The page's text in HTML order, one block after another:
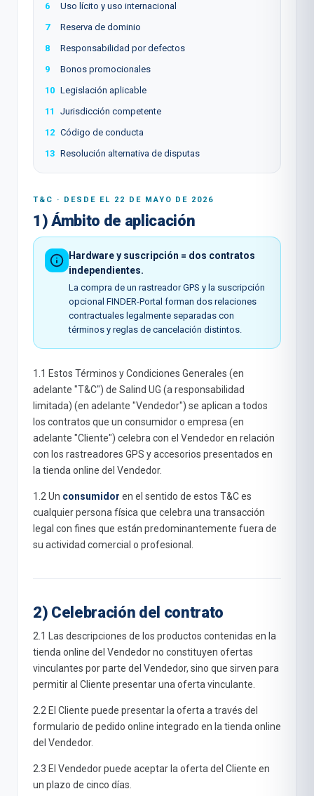
6
Uso lícito y uso internacional
7
Reserva de dominio
8
Responsabilidad por defectos
9
Bonos promocionales
10 Legislación aplicable
11
Jurisdicción competente
12 Código de conducta
13 Resolución alternativa de disputas
T&C · DESDE EL 22 DE MAYO DE 2026
1) Ámbito de aplicación
Hardware y suscripción = dos contratos
independientes.
La compra de un rastreador GPS y la suscripción
opcional FINDER-Portal forman dos relaciones
contractuales legalmente separadas con
términos y reglas de cancelación distintos.
1.1 Estos Términos y Condiciones Generales (en
adelante "T&C") de Salind UG (a responsabilidad
limitada) (en adelante "Vendedor") se aplican a todos
los contratos que un consumidor o empresa (en
adelante "Cliente") celebra con el Vendedor en relación
con los rastreadores GPS y accesorios presentados en
la tienda online del Vendedor.
1.2 Un consumidor en el sentido de estos T&C es
cualquier persona física que celebra una transacción
legal con fines que están predominantemente fuera de
su actividad comercial o profesional.
2) Celebración del contrato
2.1 Las descripciones de los productos contenidas en la
tienda online del Vendedor no constituyen ofertas
vinculantes por parte del Vendedor, sino que sirven para
permitir al Cliente presentar una oferta vinculante.
2.2 El Cliente puede presentar la oferta a través del
formulario de pedido online integrado en la tienda online
del Vendedor.
2.3 El Vendedor puede aceptar la oferta del Cliente en
un plazo de cinco días.